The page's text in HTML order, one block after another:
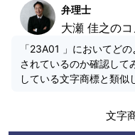
弁理士
大瀬 佳之のコ
「23A01 」においてど
されているのか確認して
している文字商標と類似
文字